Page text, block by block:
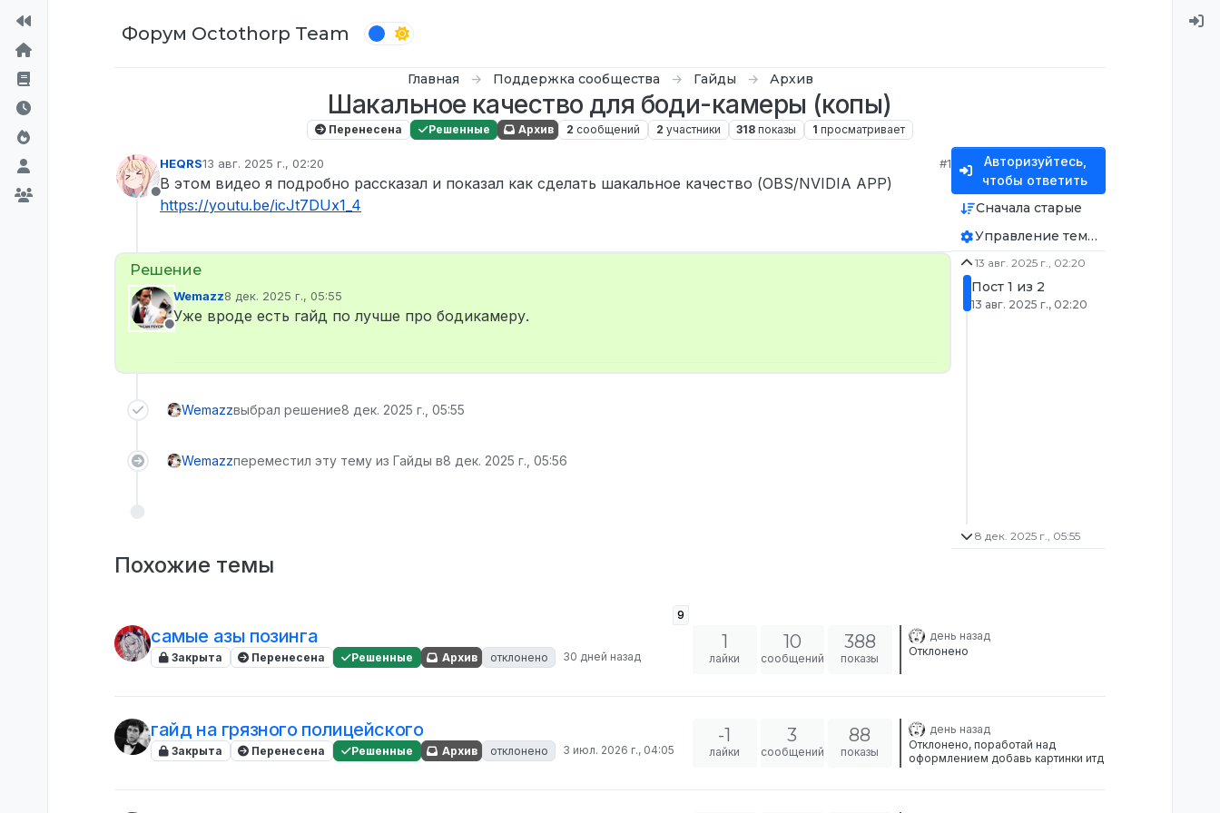
Форум Octothorp Team
Главная Поддержка сообщества Гайды Архив
Шакальное качество для боди-камеры (копы)
Перенесена Решенные Архив 2 сообщений 2 участники 318 показы 1 просматривает
Не в сети
HEQRS13 авг. 2025 г., 02:20
отредактировано
#1
В этом видео я подробно рассказал и показал как сделать шакальное качество (OBS/NVIDIA APP)
https://youtu.be/icJt7DUx1_4
Не в сети
Wemazz8 дек. 2025 г., 05:55
отредактировано
Уже вроде есть гайд по лучше про бодикамеру.
Wemazzвыбрал решение8 дек. 2025 г., 05:55
Wemazzпереместил эту тему из Гайды в8 дек. 2025 г., 05:56
Авторизуйтесь,
чтобы ответить
Сначала старые
Управление темой
13 авг. 2025 г., 02:20
Пост 1 из 2
13 авг. 2025 г., 02:20
8 дек. 2025 г., 05:55
Похожие темы
самые азы позинга
Закрыта Перенесена Решенные Архив отклонено 30 дней назад
9
1
лайки
10
сообщений
388
показы
день назад
Отклонено
гайд на грязного полицейского
Закрыта Перенесена Решенные Архив отклонено 3 июл. 2026 г., 04:05
-1
лайки
3
сообщений
88
показы
день назад
Отклонено, поработай над
оформлением добавь картинки итд